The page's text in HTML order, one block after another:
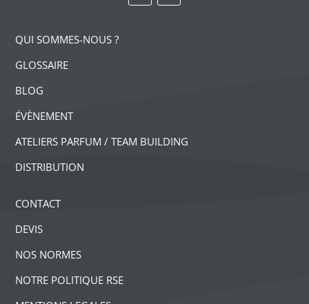
QUI SOMMES-NOUS ?
GLOSSAIRE
BLOG
ÉVÈNEMENT
ATELIERS PARFUM / TEAM BUILDING
DISTRIBUTION
CONTACT
DEVIS
NOS NORMES
NOTRE POLITIQUE RSE